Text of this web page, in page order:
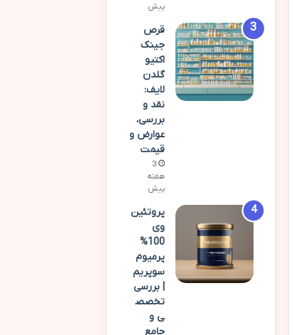
پیش
قرص
جینک
اکتیو
گلدن
لایف:
نقد و
بررسی،
عوارض و
قیمت
3
هفته
پیش
پروتئین
وی
100%
پرمیوم
سوپریم
| بررسی
تخصص
ی و
جامع